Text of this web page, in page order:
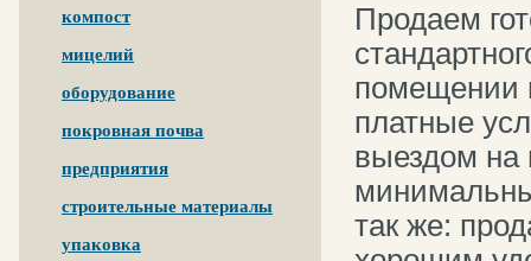
компост
мицелий
оборудование
покровная почва
предприятия
строительные материалы
упаковка
Продаем
помещении
платные
выездом на
так же: